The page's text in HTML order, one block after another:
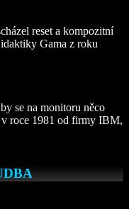
reset a kompozitní
Gama z roku
se na monitoru něco
roce 1981 od firmy IBM,